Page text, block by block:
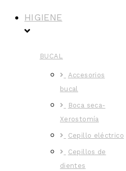
HIGIENE
BUCAL
Accesorios
bucal
Boca seca-
Xerostomía
Cepillo eléctrico
Cepillos de
dientes